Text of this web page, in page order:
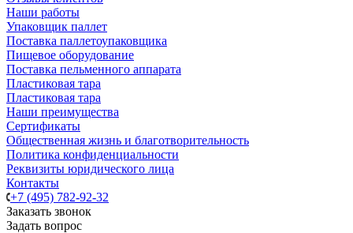
Наши работы
Упаковщик паллет
Поставка паллетоупаковщика
Пищевое оборудование
Поставка пельменного аппарата
Пластиковая тара
Пластиковая тара
Наши преимущества
Сертификаты
Общественная жизнь и благотворительность
Политика конфиденциальности
Реквизиты юридического лица
Контакты
+7 (495) 782-92-32
Заказать звонок
Задать вопрос